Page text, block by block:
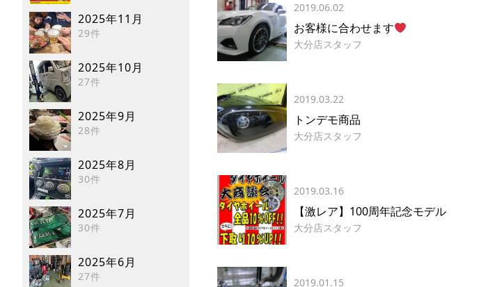
2025年11月
29件
2025年10月
27件
2025年9月
28件
2025年8月
30件
2025年7月
30件
2025年6月
27件
2019.06.02
お客様に合わせます
大分店スタッフ
2019.03.22
トンデモ商品
大分店スタッフ
2019.03.16
【激レア】100周年記念モデル
大分店スタッフ
2019.01.15